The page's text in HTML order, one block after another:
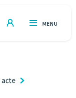
OUVERT
MENU